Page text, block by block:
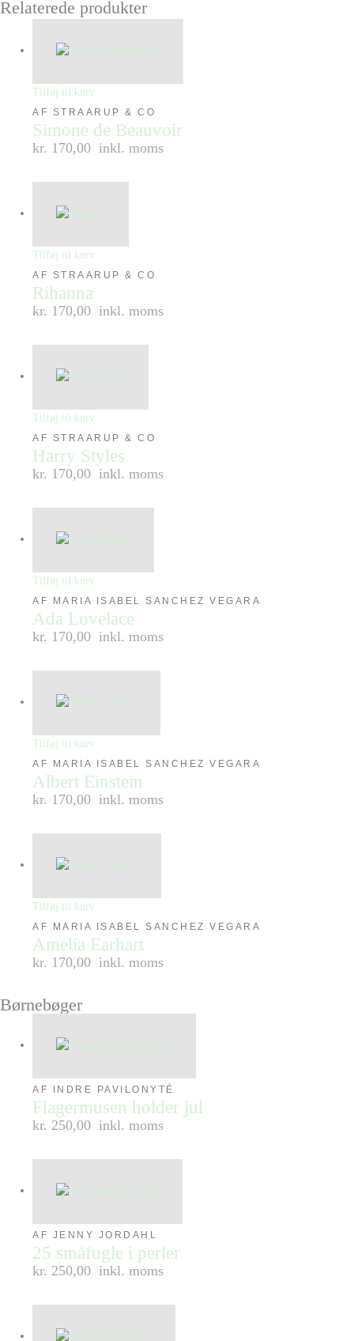
Relaterede produkter
Tilføj til kurv
AF STRAARUP & CO
Simone de Beauvoir
kr. 170,00 inkl. moms
Tilføj til kurv
AF STRAARUP & CO
Rihanna
kr. 170,00 inkl. moms
Tilføj til kurv
AF STRAARUP & CO
Harry Styles
kr. 170,00 inkl. moms
Tilføj til kurv
AF MARIA ISABEL SANCHEZ VEGARA
Ada Lovelace
kr. 170,00 inkl. moms
Tilføj til kurv
AF MARIA ISABEL SANCHEZ VEGARA
Albert Einstein
kr. 170,00 inkl. moms
Tilføj til kurv
AF MARIA ISABEL SANCHEZ VEGARA
Amelia Earhart
kr. 170,00 inkl. moms
Børnebøger
AF INDRE PAVILONYTÉ
Flagermusen holder jul
kr. 250,00 inkl. moms
AF JENNY JORDAHL
25 småfugle i perler
kr. 250,00 inkl. moms